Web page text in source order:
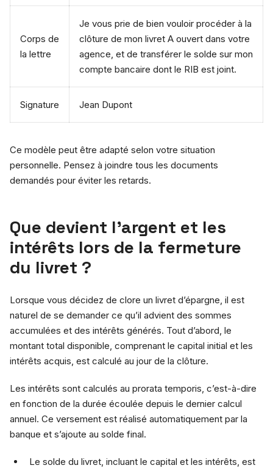
Corps de
la lettre
Je vous prie de bien vouloir procéder à la
clôture de mon livret A ouvert dans votre
agence, et de transférer le solde sur mon
compte bancaire dont le RIB est joint.
Signature Jean Dupont
Ce modèle peut être adapté selon votre situation
personnelle. Pensez à joindre tous les documents
demandés pour éviter les retards.
Que devient l’argent et les
intérêts lors de la fermeture
du livret ?
Lorsque vous décidez de clore un livret d’épargne, il est
naturel de se demander ce qu’il advient des sommes
accumulées et des intérêts générés. Tout d’abord, le
montant total disponible, comprenant le capital initial et les
intérêts acquis, est calculé au jour de la clôture.
Les intérêts sont calculés au prorata temporis, c’est-à-dire
en fonction de la durée écoulée depuis le dernier calcul
annuel. Ce versement est réalisé automatiquement par la
banque et s’ajoute au solde final.
Le solde du livret, incluant le capital et les intérêts, est